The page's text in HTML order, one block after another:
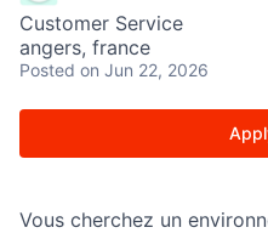
Customer Service
angers, france
Posted on Jun 22, 2026
Vous cherchez un